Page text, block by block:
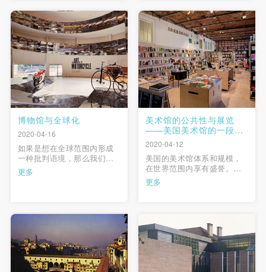
空间”的概念比“数字”概念还
要大，我想在这一点上，我
们每个人都还要去体会，体
会时代发生的巨大的变化。
字语音导览”三个方面研究并
探讨了V&A博物馆数码媒体
与观众体验的关系，希望能
对国内的博物馆机构有 …
博物馆与全球化
2020-04-16
如果是想在全球范围内形成
一种批判语境，那么我们就
要开始建立新的关系，在不
同的博物馆实践之间建立不
并行不悖的”，这句话仿佛特
别映射了当下。此外，为庆
祝伟大的博物馆文明成就，
我们 …
更多
美术馆的公共性与展览
——美国美术馆的一段考
察
2020-04-12
​​美国的美术馆体系和规模，
在世界范围内享有盛誉。它
们源自欧洲传统， 又加以发
扬、延伸， 发展到今天的格
已， 但是对其内在的构成以
及与社会的关系进行观察，
我们发现它们不仅仅 …
更多
快捷登录 帐号密码登录
手机号码
发送验证码
手机号码将作为您的登录账号
验证码
登录